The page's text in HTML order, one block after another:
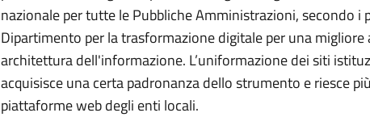
nazionale per tutte le Pubbliche Amministrazioni, secondo
Dipartimento per la trasformazione digitale per una
architettura dell'informazione. L’uniformazione dei siti
acquisisce una certa padronanza dello strumento e riesce
piattaforme web degli enti locali.